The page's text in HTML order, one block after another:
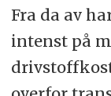
Fra da av
intenst på